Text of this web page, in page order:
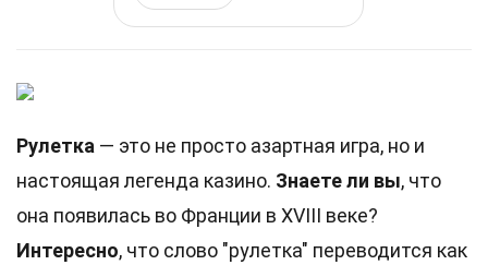
Рулетка — это не просто азартная игра, но и
настоящая легенда казино. Знаете ли вы, что
она появилась во Франции в XVIII веке?
Интересно, что слово "рулетка" переводится как